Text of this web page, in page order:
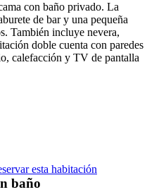
con baño privado. La
de bar y una pequeña
También incluye nevera,
doble cuenta con paredes
calefacción y TV de pantalla
esta habitación
baño